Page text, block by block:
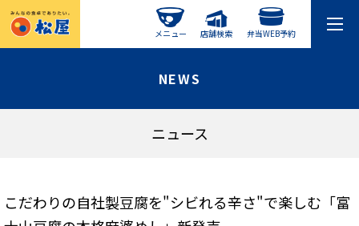
弁当WEB予約
店舗検索
メニュー
NEWS
ニュース
こだわりの自社製豆腐を"シビれる辛さ"で楽しむ「富